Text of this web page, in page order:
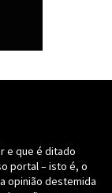
e que é ditado
portal – isto é, o
opinião destemida